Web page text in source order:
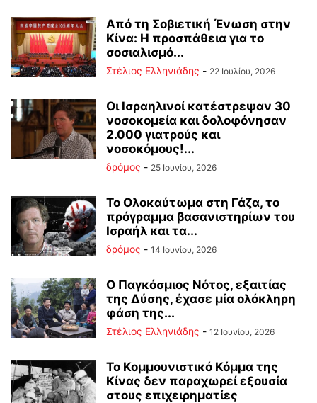
Από τη Σοβιετική Ένωση στην
Κίνα: Η προσπάθεια για το
σοσιαλισμό...
Στέλιος Ελληνιάδης - 22 Ιουλίου, 2026
Οι Ισραηλινοί κατέστρεψαν 30
νοσοκομεία και δολοφόνησαν
2.000 γιατρούς και
νοσοκόμους!...
δρόμος - 25 Ιουνίου, 2026
Το Ολοκαύτωμα στη Γάζα, το
πρόγραμμα βασανιστηρίων του
Ισραήλ και τα...
δρόμος - 14 Ιουνίου, 2026
Ο Παγκόσμιος Νότος, εξαιτίας
της Δύσης, έχασε μία ολόκληρη
φάση της...
Στέλιος Ελληνιάδης - 12 Ιουνίου, 2026
Το Κομμουνιστικό Κόμμα της
Κίνας δεν παραχωρεί εξουσία
στους επιχειρηματίες